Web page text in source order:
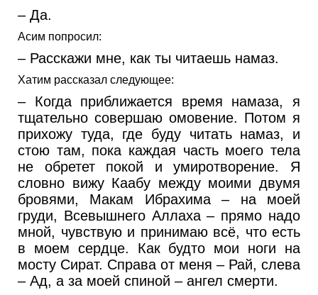
– Да.
Асим попросил:
– Расскажи мне, как ты читаешь намаз.
Хатим рассказал следующее:
– Когда приближается время намаза, я
тщательно совершаю омовение. Потом я
прихожу туда, где буду читать намаз, и
стою там, пока каждая часть моего тела
не обретет покой и умиротворение. Я
словно вижу Каабу между моими двумя
бровями, Макам Ибрахима – на моей
груди, Всевышнего Аллаха – прямо надо
мной, чувствую и принимаю всё, что есть
в моем сердце. Как будто мои ноги на
мосту Сират. Справа от меня – Рай, слева
– Ад, а за моей спиной – ангел смерти.